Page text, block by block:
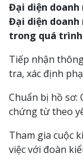
Đại diện
Đại diện doanh
trong quá
Tiếp nhận
tra, xác định
Chuẩn bị hồ sơ:
chứng từ theo
Tham gia cuộc
việc với đoàn